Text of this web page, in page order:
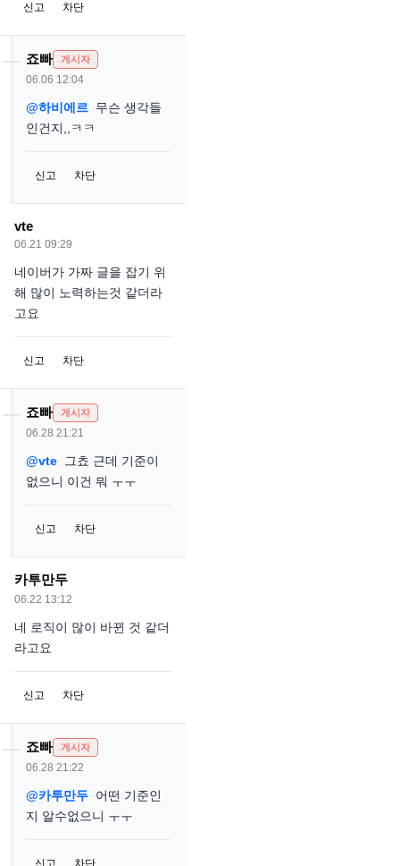
신고 차단
죠빠 게시자
06.06 12:04
@하비에르 무슨 생각들
인건지,,ㅋㅋ
신고 차단
vte
06.21 09:29
네이버가 가짜 글을 잡기 위
해 많이 노력하는것 같더라
고요
신고 차단
죠빠 게시자
06.28 21:21
@vte 그쵸 근데 기준이
없으니 이건 뭐 ㅜㅜ
신고 차단
카투만두
06.22 13:12
네 로직이 많이 바뀐 것 같더
라고요
신고 차단
죠빠 게시자
06.28 21:22
@카투만두 어떤 기준인
지 알수없으니 ㅜㅜ
신고 차단